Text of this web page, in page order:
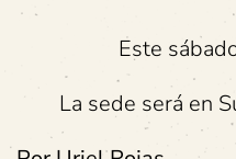
Este
La sede será en